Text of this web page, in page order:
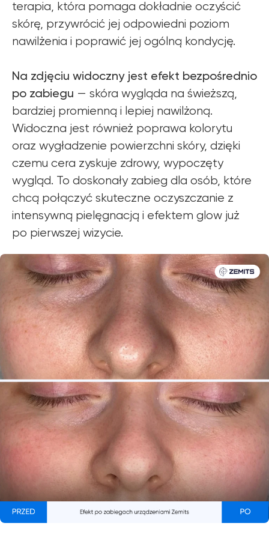
terapia, która pomaga dokładnie oczyścić
skórę, przywrócić jej odpowiedni poziom
nawilżenia i poprawić jej ogólną kondycję.
Na zdjęciu widoczny jest efekt bezpośrednio
po zabiegu — skóra wygląda na świeższą,
bardziej promienną i lepiej nawilżoną.
Widoczna jest również poprawa kolorytu
oraz wygładzenie powierzchni skóry, dzięki
czemu cera zyskuje zdrowy, wypoczęty
wygląd. To doskonały zabieg dla osób, które
chcą połączyć skuteczne oczyszczanie z
intensywną pielęgnacją i efektem glow już
po pierwszej wizycie.